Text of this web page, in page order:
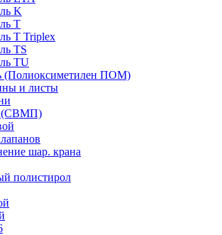
K
T
T Triplex
TS
TU
(Полиоксиметилен ПОМ)
и листы
(СВМП)
шар. крана
полистирол